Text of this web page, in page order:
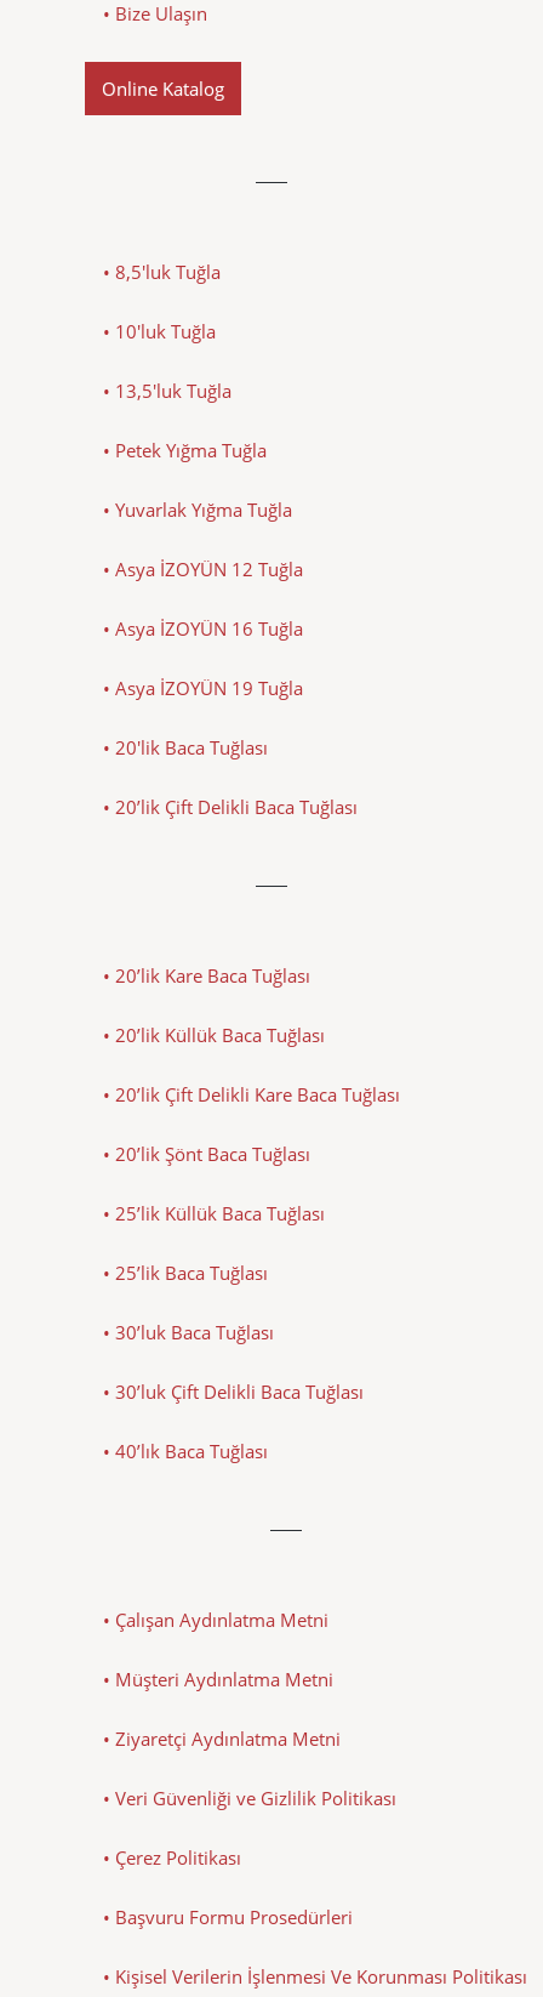
• Bize Ulaşın
Online Katalog
• 8,5'luk Tuğla
• 10'luk Tuğla
• 13,5'luk Tuğla
• Petek Yığma Tuğla
• Yuvarlak Yığma Tuğla
• Asya İZOYÜN 12 Tuğla
• Asya İZOYÜN 16 Tuğla
• Asya İZOYÜN 19 Tuğla
• 20'lik Baca Tuğlası
• 20’lik Çift Delikli Baca Tuğlası
• 20’lik Kare Baca Tuğlası
• 20’lik Küllük Baca Tuğlası
• 20’lik Çift Delikli Kare Baca Tuğlası
• 20’lik Şönt Baca Tuğlası
• 25’lik Küllük Baca Tuğlası
• 25’lik Baca Tuğlası
• 30’luk Baca Tuğlası
• 30’luk Çift Delikli Baca Tuğlası
• 40’lık Baca Tuğlası
• Çalışan Aydınlatma Metni
• Müşteri Aydınlatma Metni
• Ziyaretçi Aydınlatma Metni
• Veri Güvenliği ve Gizlilik Politikası
• Çerez Politikası
• Başvuru Formu Prosedürleri
• Kişisel Verilerin İşlenmesi Ve Korunması Politikası